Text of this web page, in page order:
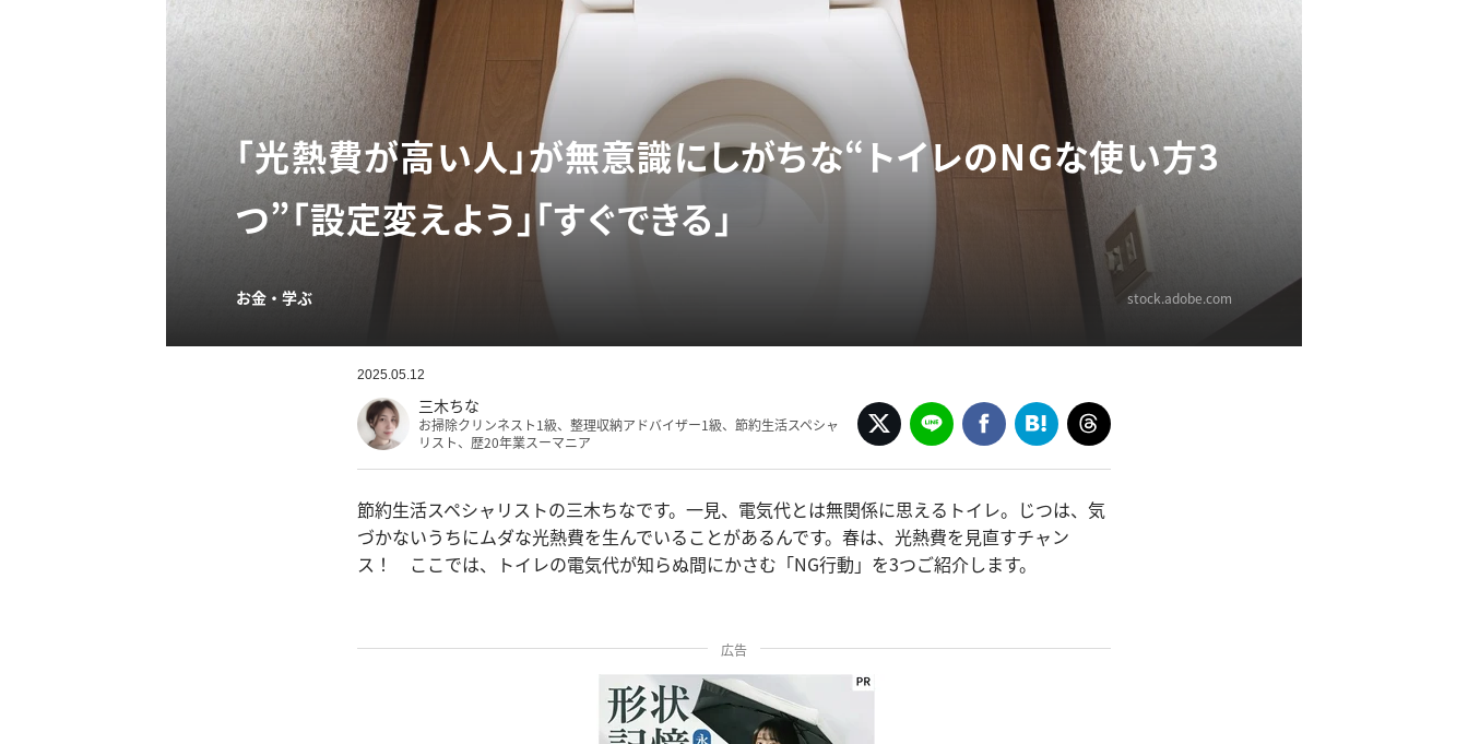
「光熱費が高い人」が無意識にしがちな“トイレのNGな使い方3
つ”「設定変えよう」「すぐできる」
お金・学ぶ stock.adobe.com
2025.05.12
三木ちな
お掃除クリンネスト1級、整理収納アドバイザー1級、節約生活スペシャ
リスト、歴20年業スーマニア
節約生活スペシャリストの三木ちなです。一見、電気代とは無関係に思えるトイレ。じつは、気
づかないうちにムダな光熱費を生んでいることがあるんです。春は、光熱費を見直すチャン
ス！ ここでは、トイレの電気代が知らぬ間にかさむ「NG行動」を3つご紹介します。
広告